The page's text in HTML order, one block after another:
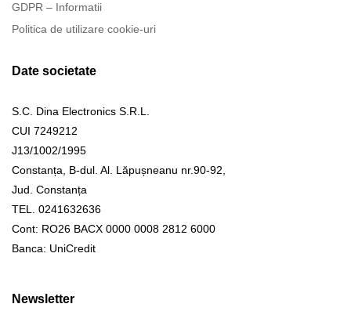
GDPR – Informatii
Politica de utilizare cookie-uri
Date societate
S.C. Dina Electronics S.R.L.
CUI 7249212
J13/1002/1995
Constanța, B-dul. Al. Lăpușneanu nr.90-92,
Jud. Constanța
TEL. 0241632636
Cont: RO26 BACX 0000 0008 2812 6000
Banca: UniCredit
Newsletter